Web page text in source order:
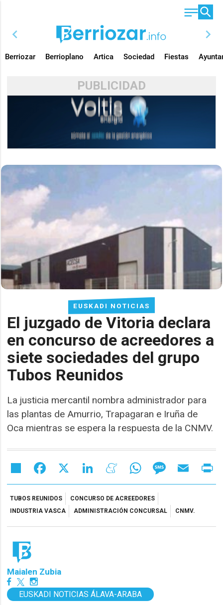
chevron_left chevron_right
Berriozar Berrioplano Artica Sociedad Fiestas
PUBLICIDAD
EUSKADI NOTICIAS
El juzgado de Vitoria declara
en concurso de acreedores a
siete sociedades del grupo
Tubos Reunidos
La justicia mercantil nombra administrador para
las plantas de Amurrio, Trapagaran e Iruña de
Oca mientras se espera la respuesta de la CNMV.
Share Facebook LinkedIn MeneameWhatsAppMessageEmail
TUBOS REUNIDOS
CONCURSO DE ACREEDORES
INDUSTRIA VASCA
ADMINISTRACIÓN CONCURSAL CNMV.
Maialen Zubia
EUSKADI NOTICIAS ÁLAVA-ARABA